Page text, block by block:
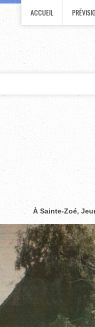
ACCUEIL
À Sainte-Zoé,